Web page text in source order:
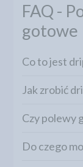
FAQ -
gotowe
Co to jest
Jak zrobić
Czy polewy
Do czego